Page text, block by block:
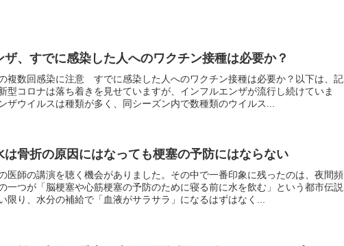
ザ、すでに感染した人へのワクチン接種は必要か？
複数回感染に注意 すでに感染した人へのワクチン接種は必要か？以下は、記
型コロナは落ち着きを見せていますが、インフルエンザが流行し続けていま
ザウイルスは種類が多く、同シーズン内で数種類のウイルス...
は骨折の原因にはなっても梗塞の予防にはならない
医師の講演を聴く機会がありました。その中で一番印象に残ったのは、夜間頻
一つが「脳梗塞や心筋梗塞の予防のために寝る前に水を飲む」という都市伝説
限り、水分の補給で「血液がサラサラ」になるはずはなく...